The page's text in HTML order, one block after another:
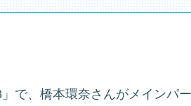
で、橋本環奈さんがメインパ